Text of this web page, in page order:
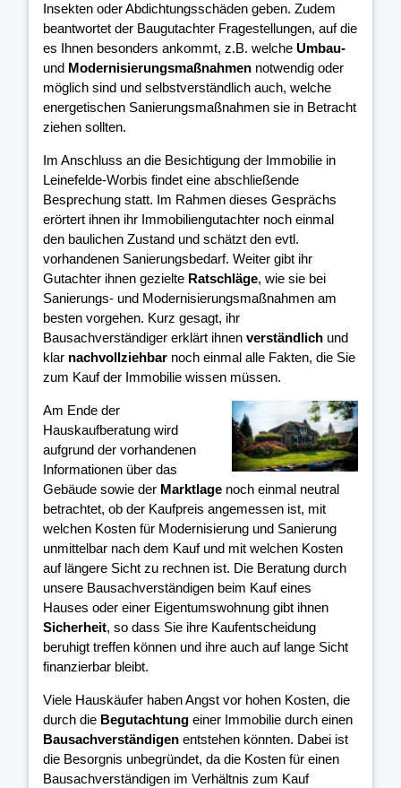
Insekten oder Abdichtungsschäden geben. Zudem
beantwortet der Baugutachter Fragestellungen, auf die
es Ihnen besonders ankommt, z.B. welche Umbau-
und Modernisierungsmaßnahmen notwendig oder
möglich sind und selbstverständlich auch, welche
energetischen Sanierungsmaßnahmen sie in Betracht
ziehen sollten.
Im Anschluss an die Besichtigung der Immobilie in
Leinefelde-Worbis findet eine abschließende
Besprechung statt. Im Rahmen dieses Gesprächs
erörtert ihnen ihr Immobiliengutachter noch einmal
den baulichen Zustand und schätzt den evtl.
vorhandenen Sanierungsbedarf. Weiter gibt ihr
Gutachter ihnen gezielte Ratschläge, wie sie bei
Sanierungs- und Modernisierungsmaßnahmen am
besten vorgehen. Kurz gesagt, ihr
Bausachverständiger erklärt ihnen verständlich und
klar nachvollziehbar noch einmal alle Fakten, die Sie
zum Kauf der Immobilie wissen müssen.
Am Ende der
Hauskaufberatung wird
aufgrund der vorhandenen
Informationen über das
Gebäude sowie der Marktlage noch einmal neutral
betrachtet, ob der Kaufpreis angemessen ist, mit
welchen Kosten für Modernisierung und Sanierung
unmittelbar nach dem Kauf und mit welchen Kosten
auf längere Sicht zu rechnen ist. Die Beratung durch
unsere Bausachverständigen beim Kauf eines
Hauses oder einer Eigentumswohnung gibt ihnen
Sicherheit, so dass Sie ihre Kaufentscheidung
beruhigt treffen können und ihre auch auf lange Sicht
finanzierbar bleibt.
Viele Hauskäufer haben Angst vor hohen Kosten, die
durch die Begutachtung einer Immobilie durch einen
Bausachverständigen entstehen könnten. Dabei ist
die Besorgnis unbegründet, da die Kosten für einen
Bausachverständigen im Verhältnis zum Kauf